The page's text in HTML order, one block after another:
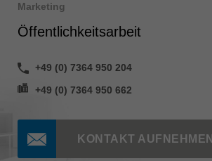
Marketing
Öffentlichkeitsarbeit
+49 (0) 7364 950 204
+49 (0) 7364 950 662
KONTAKT AUFNEHMEN